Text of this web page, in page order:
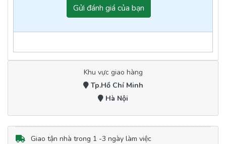
Gửi đánh giá của bạn
Khu vực giao hàng
Tp.Hồ Chí Minh
Hà Nội
Giao tận nhà trong 1 -3 ngày làm việc